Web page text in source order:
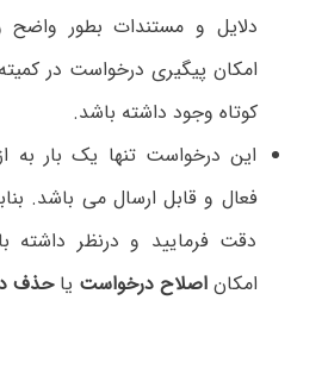
دلایل و مستندات بطور واضح
امکان پیگیری درخواست در
کوتاه وجود داشته باشد.
این درخواست تنها یک بار به
فعال و قابل ارسال می باشد.
دقت فرمایید و درنظر داشته
امکان اصلاح درخواست یاحذف